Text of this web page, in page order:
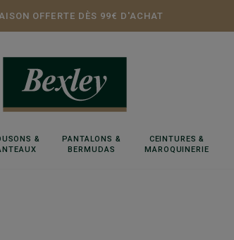
OFFERTE DÈS 99€ D'ACHAT
&
PANTALONS &
BERMUDAS
CEINTURES &
MAROQUINERIE